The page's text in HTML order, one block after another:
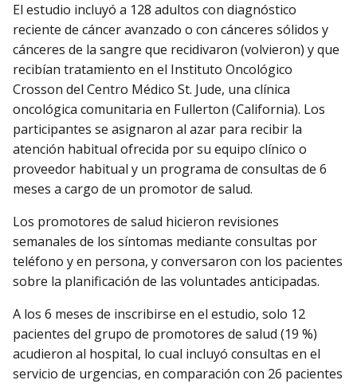
El estudio incluyó a 128 adultos con diagnóstico
reciente de cáncer avanzado o con cánceres sólidos y
cánceres de la sangre que recidivaron (volvieron) y que
recibían tratamiento en el Instituto Oncológico
Crosson del Centro Médico St. Jude, una clínica
oncológica comunitaria en Fullerton (California). Los
participantes se asignaron al azar para recibir la
atención habitual ofrecida por su equipo clínico o
proveedor habitual y un programa de consultas de 6
meses a cargo de un promotor de salud.
Los promotores de salud hicieron revisiones
semanales de los síntomas mediante consultas por
teléfono y en persona, y conversaron con los pacientes
sobre la planificación de las voluntades anticipadas.
A los 6 meses de inscribirse en el estudio, solo 12
pacientes del grupo de promotores de salud (19 %)
acudieron al hospital, lo cual incluyó consultas en el
servicio de urgencias, en comparación con 26 pacientes